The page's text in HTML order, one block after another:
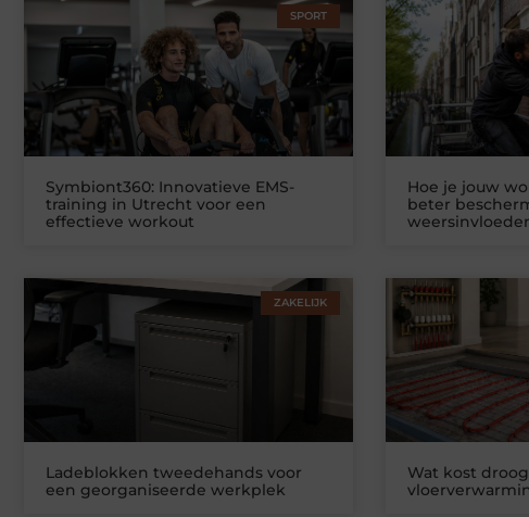
SPORT
Symbiont360: Innovatieve EMS-
training in Utrecht voor een
effectieve workout
Hoe je jouw
beter
ZAKELIJK
Ladeblokken tweedehands voor
een georganiseerde werkplek
Wat kost